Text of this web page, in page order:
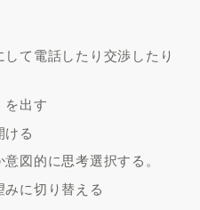
て電話したり交渉したり
を出す
ける
図的に思考選択する。
に切り替える